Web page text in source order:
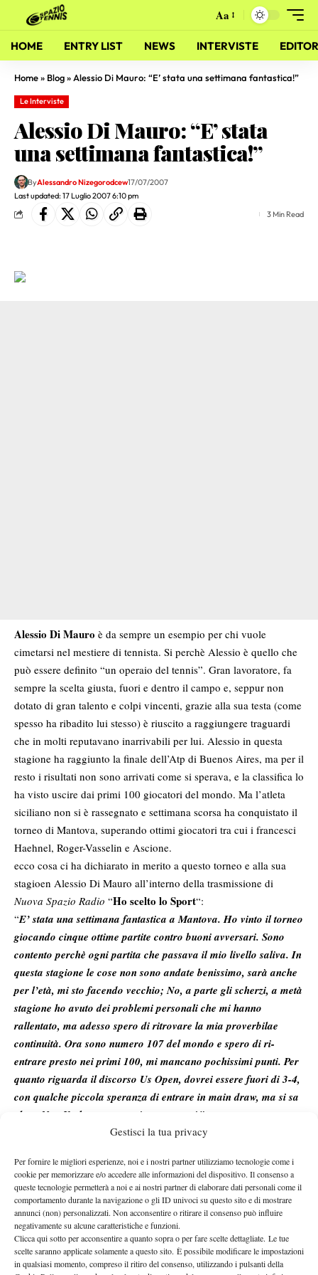
Gestisci la tua privacy
Per fornire le migliori esperienze, noi e i nostri partner utilizziamo tecnologie come i
cookie per memorizzare e/o accedere alle informazioni del dispositivo. Il consenso a
queste tecnologie permetterà a noi e ai nostri partner di elaborare dati personali come il
comportamento durante la navigazione o gli ID univoci su questo sito e di mostrare
annunci (non) personalizzati. Non acconsentire o ritirare il consenso può influire
negativamente su alcune caratteristiche e funzioni.
Clicca qui sotto per acconsentire a quanto sopra o per fare scelte dettagliate. Le tue
scelte saranno applicate solamente a questo sito. È possibile modificare le impostazioni
in qualsiasi momento, compreso il ritiro del consenso, utilizzando i pulsanti della
Aa
HOME ENTRY LIST NEWS INTERVISTE
Home» Blog» Alessio Di Mauro: “E’ stata una settimana fantastica!”
Le Interviste
Alessio Di Mauro: “E’ stata
una settimana fantastica!”
Last updated: 17 Luglio 2007 6:10 pm
ByAlessandro Nizegorodcew17/07/2007
3 Min Read
Alessio Di Mauro è da sempre un esempio per chi vuole
cimetarsi nel mestiere di tennista. Si perchè Alessio è quello che
può essere definito “un operaio del tennis”. Gran lavoratore, fa
sempre la scelta giusta, fuori e dentro il campo e, seppur non
dotato di gran talento e colpi vincenti, grazie alla sua testa (come
spesso ha ribadito lui stesso) è riuscito a raggiungere traguardi
che in molti reputavano inarrivabili per lui. Alessio in questa
stagione ha raggiunto la finale dell’Atp di Buenos Aires, ma per il
resto i risultati non sono arrivati come si sperava, e la classifica lo
ha visto uscire dai primi 100 giocatori del mondo. Ma l’atleta
siciliano non si è rassegnato e settimana scorsa ha conquistato il
torneo di Mantova, superando ottimi giocatori tra cui i francesci
Haehnel, Roger-Vasselin e Ascione.
ecco cosa ci ha dichiarato in merito a questo torneo e alla sua
stagioen Alessio Di Mauro all’interno della trasmissione di
Nuova Spazio Radio “Ho scelto lo Sport“:
“E’ stata una settimana fantastica a Mantova. Ho vinto il torneo
giocando cinque ottime partite contro buoni avversari. Sono
contento perchè ogni partita che passava il mio livello saliva. In
questa stagione le cose non sono andate benissimo, sarà anche
per l’età, mi sto facendo vecchio; No, a parte gli scherzi, a metà
stagione ho avuto dei problemi personali che mi hanno
rallentato, ma adesso spero di ritrovare la mia proverbilae
continuità. Ora sono numero 107 del mondo e spero di ri-
entrare presto nei primi 100, mi mancano pochissimi punti. Per
quanto riguarda il discorso Us Open, dovrei essere fuori di 3-4,
con qualche piccola speranza di entrare in main draw, ma si sa
che a New York vanno quasi sempre tutti. ”
Da fine 2006 il gruppo di Alessio Di Mauro e Fabio Rizzo
Francesco Aldi e qualche mese dopo di Gianluca Naso. Un team
tutto siciliano. Questo ha sicuramente giovato ad Alessio: “Forse
è quello che mi è sempre mancato, un appoggio, una spalla. Da
settembre è venuto ad allenarsi con noi Francesco Aldi e con
Fabio(Rizzo n.d.r.)abbiamo fatto un’ottima preparazione. Poi è
arrivato anche Gianluca Naso, che è un giovane molto